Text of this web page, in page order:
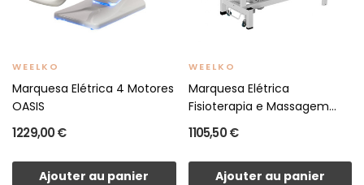
WEELKO
Marquesa Elétrica 4 Motores
OASIS
1 229,00 €
Ajouter au panier
WEELKO
Marquesa Elétrica
Fisioterapia e Massagem
VITAL
1 105,50 €
Ajouter au panier